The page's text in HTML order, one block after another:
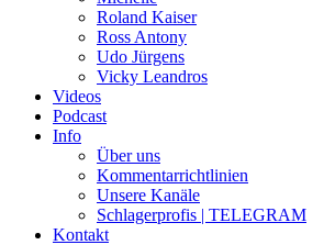
Roland Kaiser
Ross Antony
Udo Jürgens
Vicky Leandros
Videos
Podcast
Info
Über uns
Kommentarrichtlinien
Unsere Kanäle
Schlagerprofis | TELEGRAM
Kontakt